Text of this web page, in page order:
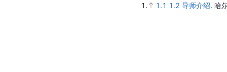
1. 1.1 1.2 导师介绍. 哈